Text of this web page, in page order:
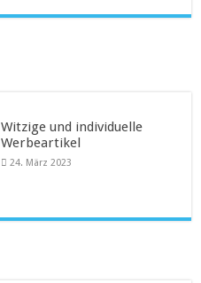
Witzige und individuelle
Werbeartikel
24. März 2023